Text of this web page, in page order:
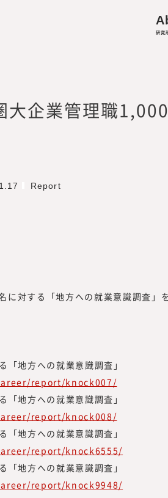
研究
集
所長メッセ
所長
『みらいワーク
は、「日本のみ
「プロフェッシ
ビジョンに掲げ
「独立、起業、
企業管理職
Report
対する「地方への就業意識調査」
「地方への就業意識調査」
report/knock007/
「地方への就業意識調査」
report/knock008/
「地方への就業意識調査」
report/knock6555/
「地方への就業意識調査」
report/knock9948/